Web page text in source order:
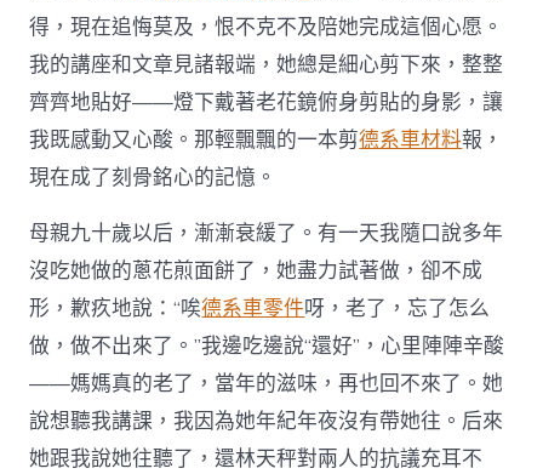
得，現在追悔莫及，恨不克不及陪她完成這個心愿。
我的講座和文章見諸報端，她總是細心剪下來，整整
齊齊地貼好——燈下戴著老花鏡俯身剪貼的身影，讓
我既感動又心酸。那輕飄飄的一本剪德系車材料報，
現在成了刻骨銘心的記憶。
母親九十歲以后，漸漸衰緩了。有一天我隨口說多年
沒吃她做的蔥花煎面餅了，她盡力試著做，卻不成
形，歉疚地說：“唉德系車零件呀，老了，忘了怎么
做，做不出來了。”我邊吃邊說“還好”，心里陣陣辛酸
——媽媽真的老了，當年的滋味，再也回不來了。她
說想聽我講課，我因為她年紀年夜沒有帶她往。后來
她跟我說她往聽了，還林天秤對兩人的抗議充耳不